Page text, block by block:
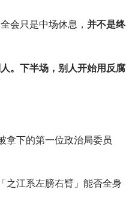
会只是中场休息， 并不是终
。下半场，别人开始用反腐
拿下的第一位政治局委员
之江系左膀右臂」能否全身